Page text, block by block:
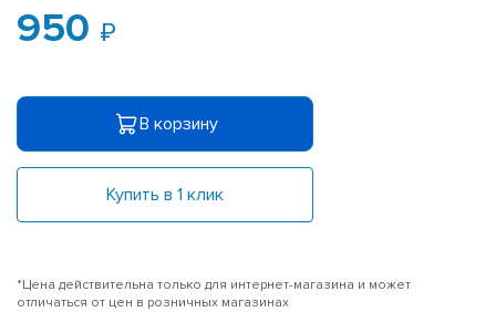
950
В корзину
Купить в 1 клик
*Цена действительна только для интернет-магазина и может
отличаться от цен в розничных магазинах